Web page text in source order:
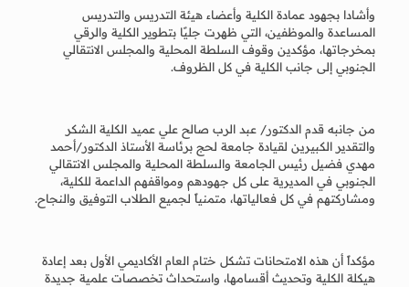
وأشادا بجهود عمادة الكلية وأعضاء هيئة التدريس والتدريس
المساعدة والموظفين، التي ظهرت جليًا بتطوير الكلية والرقي
بمخرجاتها، مؤكدين وقوف السلطة المحلية والمجلس الانتقالي
الجنوبي إلى جانب الكلية في كل الظروف.
من جانبه قدم الدكتور/ عبد الرب صالح علي عميد الكلية الشكر
والتقدير الكبيرين لقيادة جامعة لحج برئاسة الأستاذ الدكتور/أحمد
مهدي فضيل رئيس الجامعة والسلطة المحلية والمجلس الانتقالي
الجنوبي في المديرية على كل جهودهم ومواقفهم الداعمة للكلية،
ومشاركتهم في كل فعالياتها، متمنياً لجميع الطلاب التوفيق والنجاح.
مؤكداً أن هذه الامتحانات تشكل ختام العام الأكاديمي الأول بعد إعادة
هيكلة الكلية وتحديث أقسامها، واستحداث تخصصات علمية جديدة